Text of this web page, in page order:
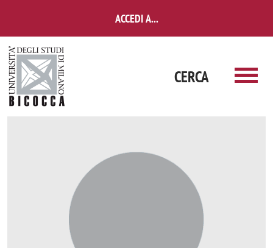
ACCEDI A...
CERCA